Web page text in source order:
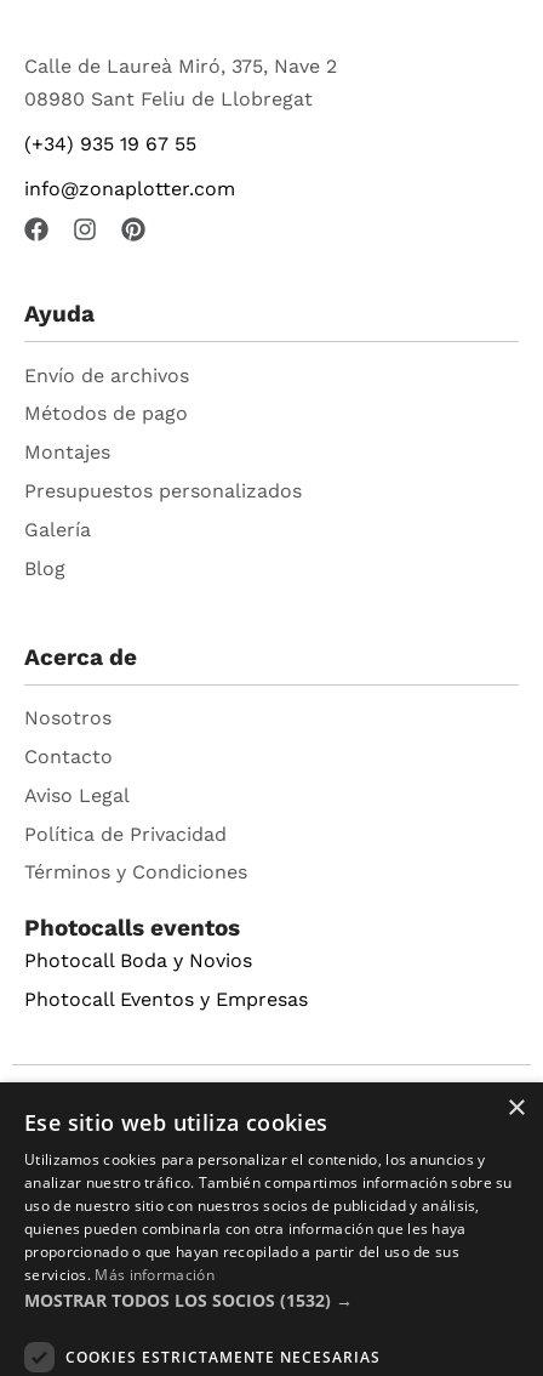
Calle de Laureà Miró, 375, Nave 2
08980 Sant Feliu de Llobregat
(+34) 935 19 67 55
info@zonaplotter.com
Ayuda
Envío de archivos
Métodos de pago
Montajes
Presupuestos personalizados
Galería
Blog
Acerca de
Nosotros
Contacto
Aviso Legal
Política de Privacidad
Términos y Condiciones
Photocalls eventos
Photocall Boda y Novios
Photocall Eventos y Empresas
Copyright © 2016 – 2026 ZonaPlotter.com. All rights×
Ese sitio web utiliza cookies
Utilizamos cookies para personalizar el contenido, los anuncios y
analizar nuestro tráfico. También compartimos información sobre su
uso de nuestro sitio con nuestros socios de publicidad y análisis,
quienes pueden combinarla con otra información que les haya
proporcionado o que hayan recopilado a partir del uso de sus
servicios. Más información
MOSTRAR TODOS LOS SOCIOS (1532) →
COOKIES ESTRICTAMENTE NECESARIAS